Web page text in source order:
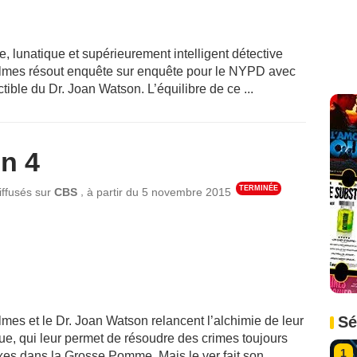
lunatique et supérieurement intelligent détective
résout enquête sur enquête pour le NYPD avec
du Dr. Joan Watson. L’équilibre de ce ...
4
sur CBS à partir du 5 novembre 2015 TERMINÉE
et le Dr. Joan Watson relancent l’alchimie de leur
qui leur permet de résoudre des crimes toujours
1